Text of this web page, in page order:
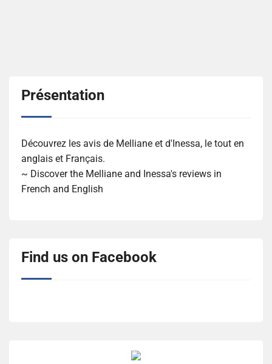
Présentation
Découvrez les avis de Melliane et d'Inessa, le tout en
anglais et Français.
~ Discover the Melliane and Inessa's reviews in
French and English
Find us on Facebook